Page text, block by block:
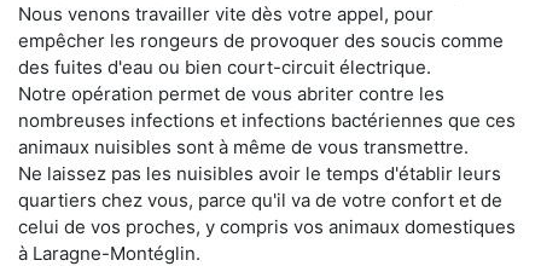
Nous venons travailler vite dès votre appel, pour
empêcher les rongeurs de provoquer des soucis comme
des fuites d'eau ou bien court-circuit électrique.
Notre opération permet de vous abriter contre les
nombreuses infections et infections bactériennes que ces
animaux nuisibles sont à même de vous transmettre.
Ne laissez pas les nuisibles avoir le temps d'établir leurs
quartiers chez vous, parce qu'il va de votre confort et de
celui de vos proches, y compris vos animaux domestiques
à Laragne-Montéglin.